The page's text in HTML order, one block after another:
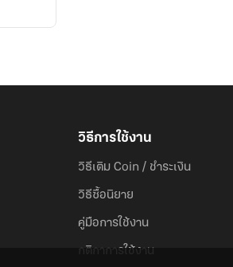
วิธีการใช้งาน
วิธีเติม Coin / ชำระเงิน
วิธีซื้อนิยาย
คู่มือการใช้งาน
กติกาการใช้งาน